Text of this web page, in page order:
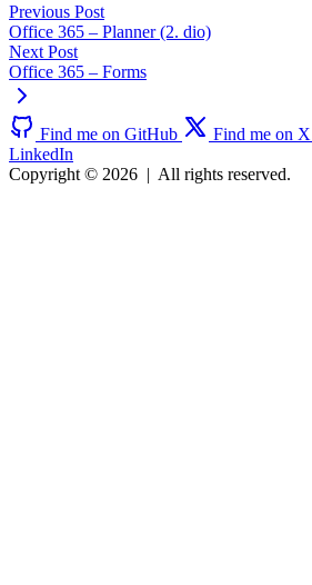
Previous Post
Office 365 – Planner (2. dio)
Next Post
Office 365 – Forms
Find me on GitHub Find me on X
LinkedIn
Copyright © 2026 | All rights reserved.